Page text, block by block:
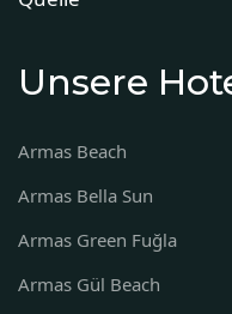
Unsere
Armas Beach
Armas Bella Sun
Armas Green Fuğla
Armas Gül Beach